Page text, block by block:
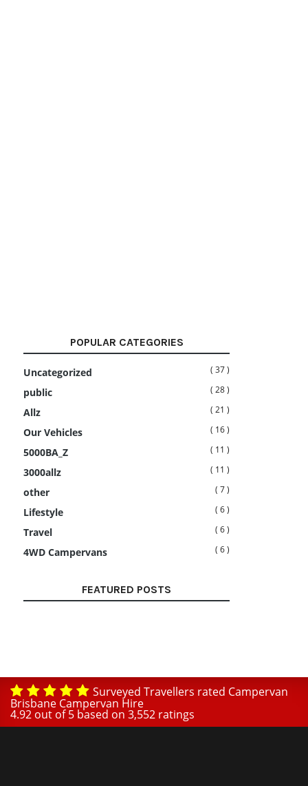
POPULAR CATEGORIES
Uncategorized ( 37 )
public ( 28 )
Allz ( 21 )
Our Vehicles ( 16 )
5000BA_Z ( 11 )
3000allz ( 11 )
other ( 7 )
Lifestyle ( 6 )
Travel ( 6 )
4WD Campervans ( 6 )
FEATURED POSTS
Surveyed Travellers rated Campervan
Brisbane Campervan Hire
4.92 out of5 based on 3,552 ratings